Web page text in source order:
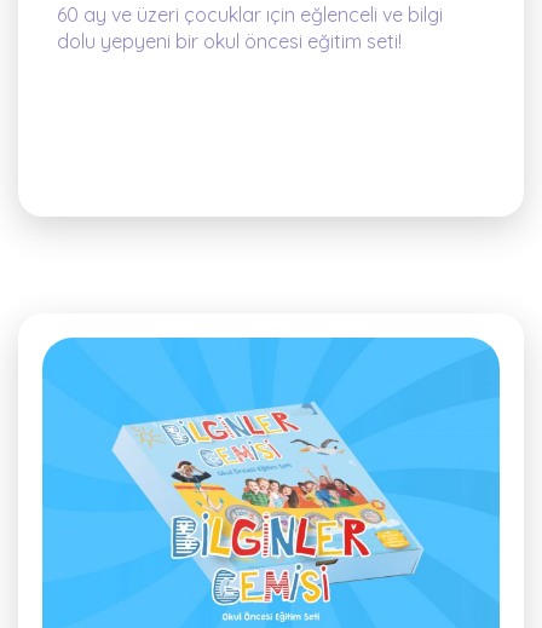
60 ay ve üzeri çocuklar ıçin eğlenceli ve bilgi
dolu yepyeni bir okul öncesi eğitim seti!